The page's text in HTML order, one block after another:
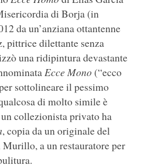
di Borja (in
da un’anziana ottantenne
pittrice dilettante senza
una ridipintura devastante
Ecce Mono(“ecco
sottolineare il pessimo
di molto simile è
un collezionista privato ha
, copia da un originale del
a un restauratore per